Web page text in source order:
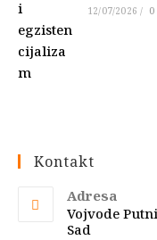
12/07/2026 / 0
Kontakt
Adresa
Vojvode
Sad